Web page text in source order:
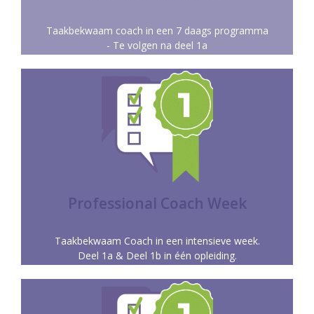
Taakbekwaam coach in een 7 daags programma
- Te volgen na deel 1a
Professional Coach Week
Taakbekwaam Coach in een intensieve week.
Deel 1a & Deel 1b in één opleiding.
PROFESSIONAL COACH WEEK
Een solide basis waarin je de vaardigheden voor
resultaatgericht coachen onder de knie krijgt.
Meer info